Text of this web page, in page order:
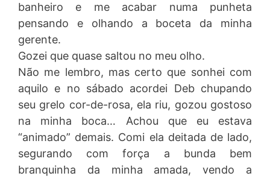
banheiro e me acabar numa punheta
pensando e olhando a boceta da minha
gerente.
Gozei que quase saltou no meu olho.
Não me lembro, mas certo que sonhei com
aquilo e no sábado acordei Deb chupando
seu grelo cor-de-rosa, ela riu, gozou gostoso
na minha boca… Achou que eu estava
“animado” demais. Comi ela deitada de lado,
segurando com força a bunda bem
branquinha da minha amada, vendo a